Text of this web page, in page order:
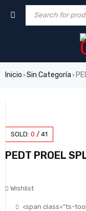
Inicio › Sin Categoría ›
SOLD: 0 / 41
PEDT PROEL
Wishlist
<span class="ts-